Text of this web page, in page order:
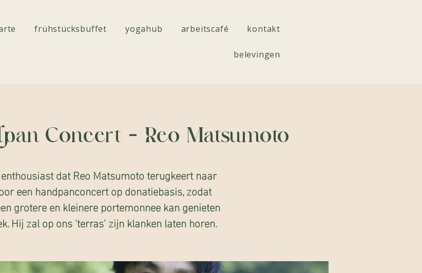
frühstücksbuffet yogahub arbeitscafé kontakt
belevingen
Concert - Reo Matsumoto
dat Reo Matsumoto terugkeert naar
een handpanconcert op donatiebasis, zodat
grotere en kleinere portemonnee kan genieten
Hij zal op ons 'terras' zijn klanken laten horen.